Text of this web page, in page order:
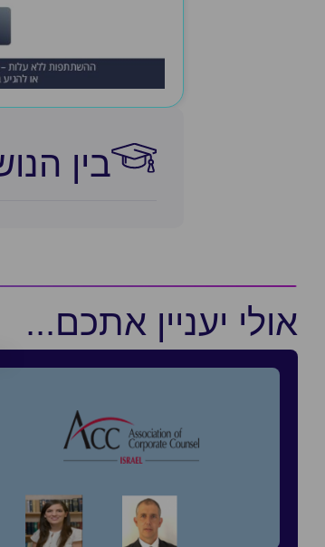
בין
אולי יעניין אתכם...